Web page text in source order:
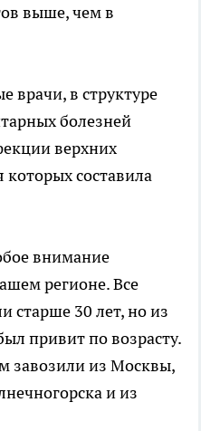
выше, чем в
врачи, в структуре
болезней
верхних
составила
внимание
регионе. Все
старше 30 лет, но из
привит по возрасту.
завозили из Москвы,
и из